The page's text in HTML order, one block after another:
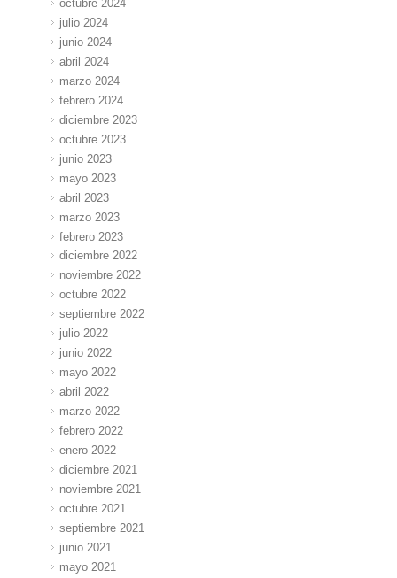
octubre 2024
julio 2024
junio 2024
abril 2024
marzo 2024
febrero 2024
diciembre 2023
octubre 2023
junio 2023
mayo 2023
abril 2023
marzo 2023
febrero 2023
diciembre 2022
noviembre 2022
octubre 2022
septiembre 2022
julio 2022
junio 2022
mayo 2022
abril 2022
marzo 2022
febrero 2022
enero 2022
diciembre 2021
noviembre 2021
octubre 2021
septiembre 2021
junio 2021
mayo 2021